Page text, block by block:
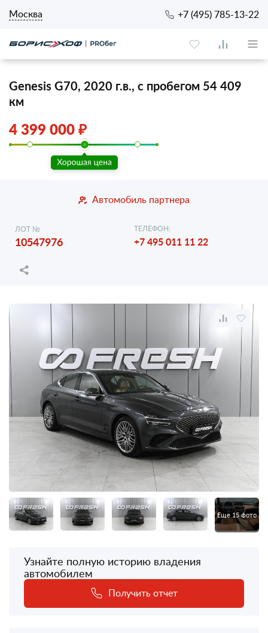
Москва +7 (495) 785-13-22
Genesis G70, 2020 г.в., с пробегом 54 409
км
4 399 000 ₽
Автомобиль партнера
ЛОТ №
10547976
ТЕЛЕФОН:
+7 495 011 11 22
Еще 15 фото
Узнайте полную историю владения
автомобилем
Получить отчет